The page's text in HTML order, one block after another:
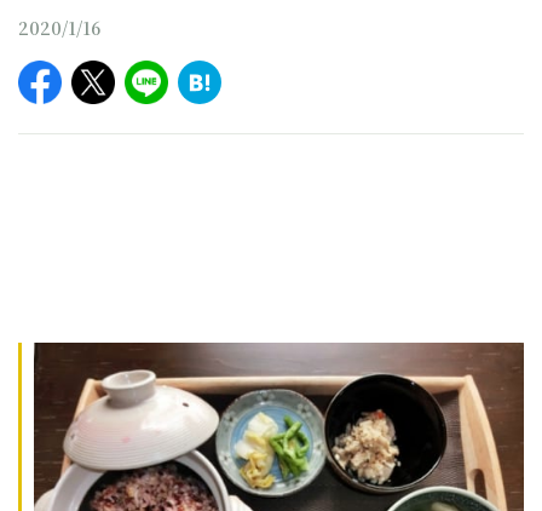
2020/1/16